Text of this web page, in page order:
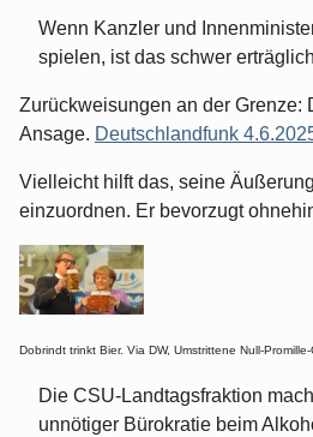
Wenn Kanzler und
spielen, ist das schwer
Zurückweisungen an der Grenze:
Ansage. Deutschlandfunk
Vielleicht hilft das, seine
einzuordnen. Er bevorzugt
Dobrindt trinkt Bier. Via DW, Umstrittene Null-
Die CSU-Landtagsfraktion
unnötiger Bürokratie beim